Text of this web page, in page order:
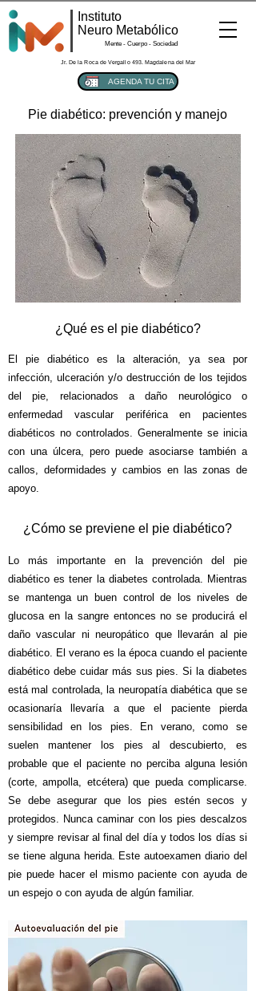
Instituto
Neuro Metabólico
Mente - Cuerpo - Sociedad
Jr. De la Roca de Vergallo 493. Magdalena del Mar
AGENDA TU CITA
Pie diabético: prevención y manejo
¿Qué es el pie diabético?
​El pie diabético es la alteración, ya sea por
infección, ulceración y/o destrucción de los tejidos
del pie, relacionados a daño neurológico o
enfermedad vascular periférica en pacientes
diabéticos no controlados. Generalmente se inicia
con una úlcera, pero puede asociarse también a
callos, deformidades y cambios en las zonas de
apoyo.
¿Cómo se previene el pie diabético?
Lo más importante en la prevención del pie
diabético es tener la diabetes controlada. Mientras
se mantenga un buen control de los niveles de
glucosa en la sangre entonces no se producirá el
daño vascular ni neuropático que llevarán al pie
diabético. El verano es la época cuando el paciente
diabético debe cuidar más sus pies. Si la diabetes
está mal controlada, la neuropatía diabética que se
ocasionaría llevaría a que el paciente pierda
sensibilidad en los pies. En verano, como se
suelen mantener los pies al descubierto, es
probable que el paciente no perciba alguna lesión
(corte, ampolla, etcétera) que pueda complicarse.
Se debe asegurar que los pies estén secos y
protegidos. Nunca caminar con los pies descalzos
y siempre revisar al final del día y todos los días si
se tiene alguna herida. Este autoexamen diario del
pie puede hacer el mismo paciente con ayuda de
un espejo o con ayuda de algún familiar.